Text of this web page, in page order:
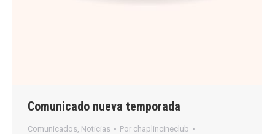
Comunicado nueva temporada
Comunicados, Noticias Por chaplincineclub